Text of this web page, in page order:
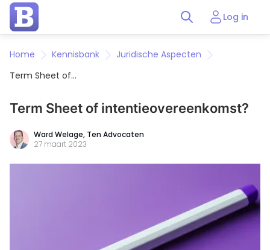
Log in
Home Kennisbank
Juridische Aspecten
Term Sheet of
Term Sheet of intentieovereenkomst?
Ward Welage, Ten Advocaten
27 maart 2023